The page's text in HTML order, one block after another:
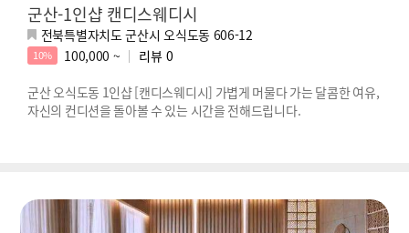
군산-1인샵 캔디스웨디시
전북특별자치도 군산시 오식도동 606-12
10% 100,000 ~ 리뷰 0
군산 오식도동 1인샵 [캔디스웨디시] 가볍게 머물다 가는 달콤한 여유,
자신의 컨디션을 돌아볼 수 있는 시간을 전해드립니다.